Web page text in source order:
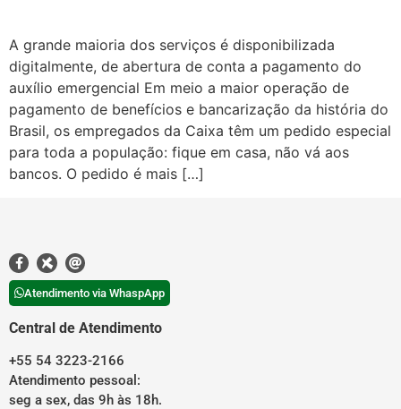
A grande maioria dos serviços é disponibilizada
digitalmente, de abertura de conta a pagamento do
auxílio emergencial Em meio a maior operação de
pagamento de benefícios e bancarização da história do
Brasil, os empregados da Caixa têm um pedido especial
para toda a população: fique em casa, não vá aos
bancos. O pedido é mais […]
Atendimento via WhaspApp
Central de Atendimento
+55 54 3223-2166
Atendimento pessoal:
seg a sex, das 9h às 18h.